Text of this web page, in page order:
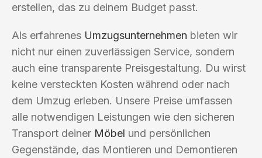
erstellen, das zu deinem Budget passt.
Als erfahrenes Umzugsunternehmen bieten wir
nicht nur einen zuverlässigen Service, sondern
auch eine transparente Preisgestaltung. Du wirst
keine versteckten Kosten während oder nach
dem Umzug erleben. Unsere Preise umfassen
alle notwendigen Leistungen wie den sicheren
Transport deiner Möbel und persönlichen
Gegenstände, das Montieren und Demontieren